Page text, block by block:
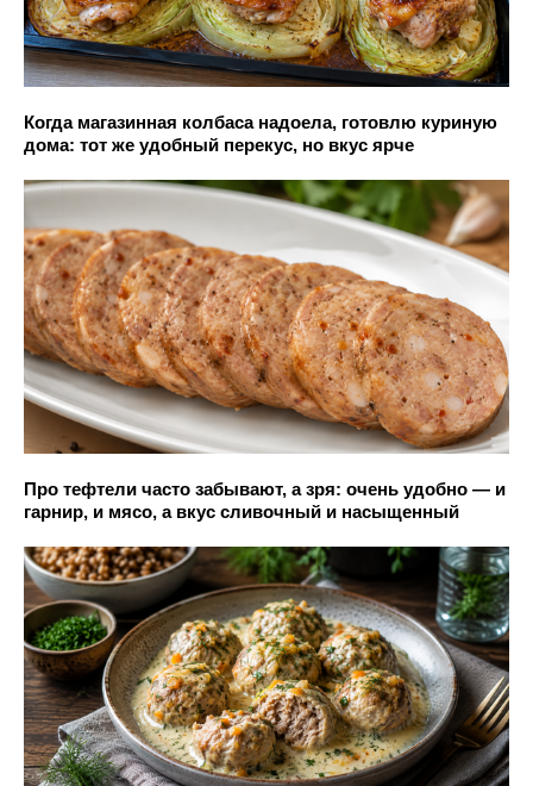
Когда магазинная колбаса надоела, готовлю куриную
дома: тот же удобный перекус, но вкус ярче
Про тефтели часто забывают, а зря: очень удобно — и
гарнир, и мясо, а вкус сливочный и насыщенный